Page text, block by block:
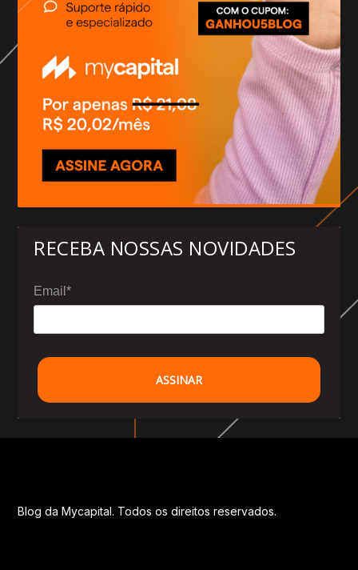
RECEBA NOSSAS NOVIDADES
Email*
ASSINAR
Blog da Mycapital. Todos os direitos reservados.